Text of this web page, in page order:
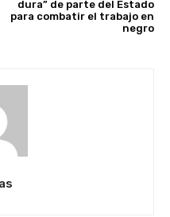
dura” de parte del Estado
para combatir el trabajo en
negro